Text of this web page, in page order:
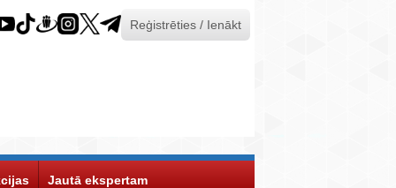
Reģistrēties / Ienākt
Jautā ekspertam